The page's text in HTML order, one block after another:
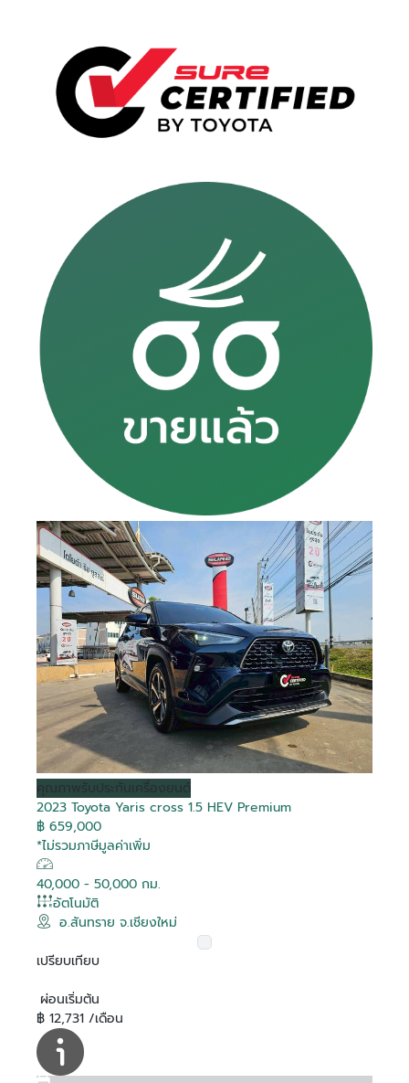
คุณภาพรับประกันเครื่องยนต์
2023 Toyota Yaris cross 1.5 HEV Premium
฿ 659,000
*ไม่รวมภาษีมูลค่าเพิ่ม
40,000 - 50,000 กม.
อัตโนมัติ
อ.สันทราย จ.เชียงใหม่
เปรียบเทียบ
ผ่อนเริ่มต้น
฿ 12,731 /เดือน